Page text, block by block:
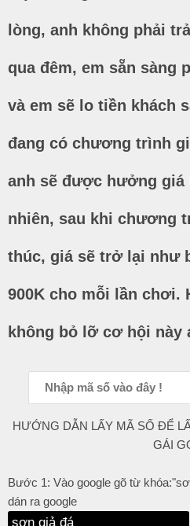
lòng, anh không phải
qua đêm, em sẵn sàng
và em sẽ lo tiền khách
đang có chương trình
anh sẽ được hưởng giá
nhiên, sau khi chương
thúc, giá sẽ trở lại như
900K cho mỗi lần chơi.
không bỏ lỡ cơ hội này
HƯỚNG DẪN LẤY MÃ SỐ ĐỂ
GÁI
Bước 1: Vào google gõ từ
dán ra google